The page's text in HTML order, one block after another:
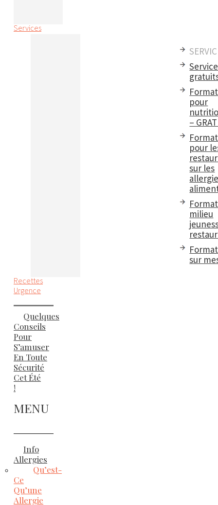
Services
pour
–
pour
sur les
milieu
sur
Recettes
Urgence
Quelques
Conseils
Pour
S’amuser
En Toute
Sécurité
Cet Été
!
MENU
Info
Allergies
Qu’est-
Ce
Qu’une
Allergie